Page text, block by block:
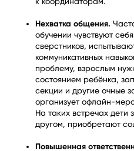
Нехватка общения.
обучении чувствуют
сверстников,
коммуникативных
проблему, взрослым
состоянием ребёнка,
секции и другие очные
организует офлайн-
На таких встречах дети
другом, приобретают
Повышенная